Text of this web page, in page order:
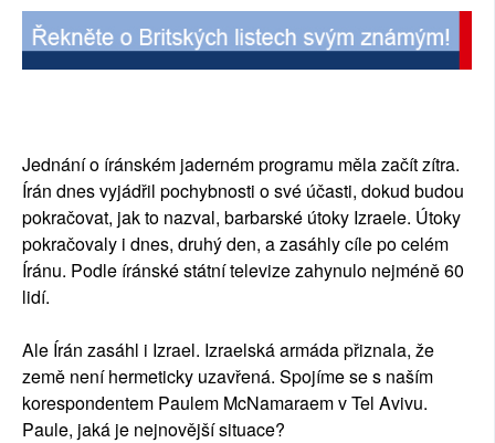
Jednání o íránském jaderném programu měla začít zítra.
Írán dnes vyjádřil pochybnosti o své účasti, dokud budou
pokračovat, jak to nazval, barbarské útoky Izraele. Útoky
pokračovaly i dnes, druhý den, a zasáhly cíle po celém
Íránu. Podle íránské státní televize zahynulo nejméně 60
lidí.
Ale Írán zasáhl i Izrael. Izraelská armáda přiznala, že
země není hermeticky uzavřená. Spojíme se s naším
korespondentem Paulem McNamaraem v Tel Avivu.
Paule, jaká je nejnovější situace?